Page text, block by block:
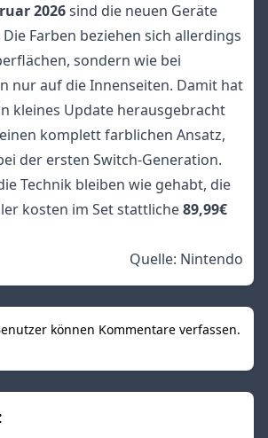
2026sind die neuen Geräte
Farben beziehen sich allerdings
sondern wie bei
nur auf die Innenseiten. Damit hat
kleines Update herausgebracht
komplett farblichen Ansatz,
der ersten Switch-Generation.
Technik bleiben wie gehabt, die
kosten im Set stattliche89,99€
Quelle: Nintendo
können Kommentare verfassen.